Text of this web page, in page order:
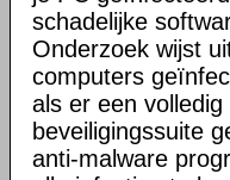
schadelijke
Onderzoek wijst
computers
als er een volledig
beveiligingssuite
anti-malware